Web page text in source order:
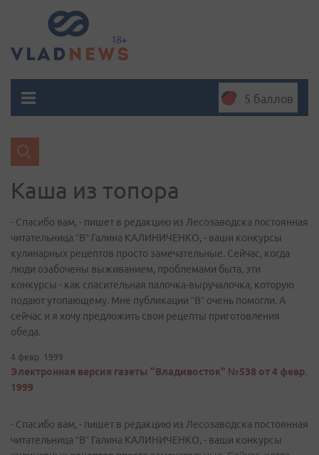
5 баллов
Каша из топора
- Спасибо вам, - пишет в редакцию из Лесозаводска постоянная
читательница “В” Галина КАЛИНИЧЕНКО, - ваши конкурсы
кулинарных рецептов просто замечательные. Сейчас, когда
люди озабочены выживанием, проблемами быта, эти
конкурсы - как спасительная палочка-выручалочка, которую
подают утопающему. Мне публикации “В” очень помогли. А
сейчас и я хочу предложить свои рецепты приготовления
обеда.
4 февр. 1999
Электронная версия газеты "Владивосток" №538 от 4 февр.
1999
- Спасибо вам, - пишет в редакцию из Лесозаводска постоянная
читательница “В” Галина КАЛИНИЧЕНКО, - ваши конкурсы